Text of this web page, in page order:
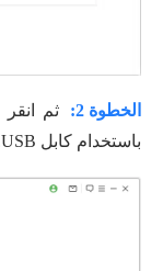
الخطوة 2:
ثم
باستخدام كابل USB.